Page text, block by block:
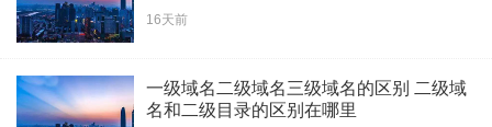
16天前
一级域名二级域名三级域名的区别 二级域
名和二级目录的区别在哪里